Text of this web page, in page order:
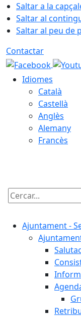
Saltar a la
Saltar al
Saltar al peu de
Contactar
Idiomes
Català
Castellà
Anglès
Alemany
Francès
Cercar:
Ajuntament -